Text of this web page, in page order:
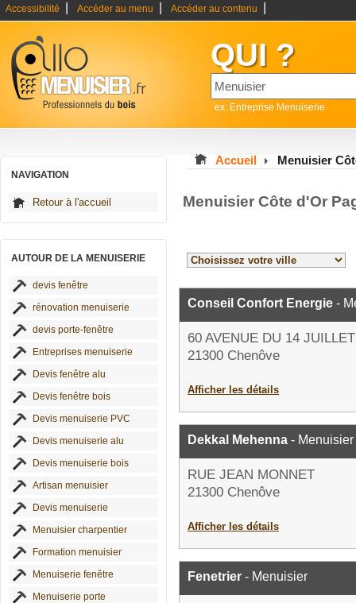
Accessibilité Accéder au menu Accéder au contenu
QUI ?
ex: Entreprise Menuiserie
NAVIGATION
Retour à l'accueil
AUTOUR DE LA MENUISERIE
devis fenêtre
rénovation menuiserie
devis porte-fenêtre
Entreprises menuiserie
Devis fenêtre alu
Devis fenêtre bois
Devis menuiserie PVC
Devis menuiserie alu
Devis menuiserie bois
Artisan menuisier
Devis menuiserie
Menuisier charpentier
Formation menuisier
Menuiserie fenêtre
Menuiserie porte
Accueil Menuisier
Menuisier Côte d'Or
Conseil Confort Energie -
60 AVENUE DU 14 JUILLET
21300 Chenôve
Afficher les détails
Dekkal Mehenna - Menuisier
RUE JEAN MONNET
21300 Chenôve
Afficher les détails
Fenetrier - Menuisier